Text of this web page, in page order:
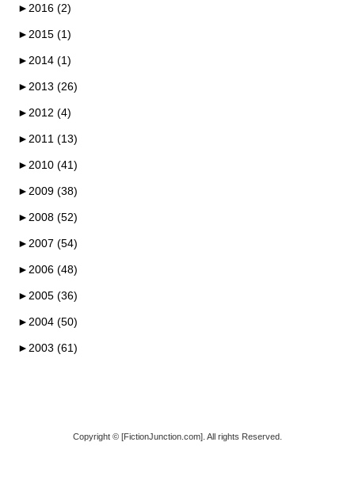
► 2016 (2)
► 2015 (1)
► 2014 (1)
► 2013 (26)
► 2012 (4)
► 2011 (13)
► 2010 (41)
► 2009 (38)
► 2008 (52)
► 2007 (54)
► 2006 (48)
► 2005 (36)
► 2004 (50)
► 2003 (61)
Copyright © [FictionJunction.com]. All rights Reserved.